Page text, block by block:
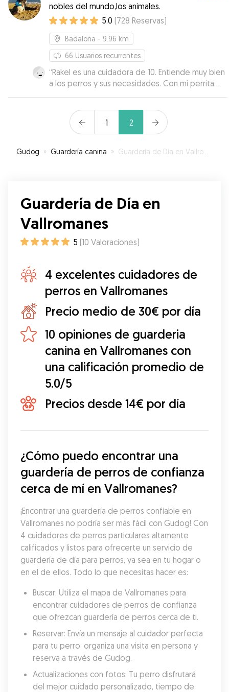
nobles del mundo,los animales.
5.0 (728 Reservas)
Badalona - 9.96 km
66 Usuarios recurrentes
“Rakel es una cuidadora de 10. Entiende muy bien
a los perros y sus necesidades. Con mi perrita
Blanca que tiene ciertos miedos, hizo que
con ella tratándola con mucho cariño y empatía.
Ha pasado una semana de alojamiento y tengo
envía fotos y vídeos y está disponible para
1 2
Gudog » Guardería canina » Guardería de Día en Vallromanes
Guardería de Día en
Vallromanes
5 (10 Valoraciones)
4 excelentes cuidadores de
perros en Vallromanes
Precio medio de 30€ por día
10 opiniones de guarderia
canina en Vallromanes con
una calificación promedio de
5.0/5
Precios desde 14€ por día
¿Cómo puedo encontrar una
guardería de perros de confianza
cerca de mí en Vallromanes?
¡Encontrar una guardería de perros confiable en
Vallromanes no podría ser más fácil con Gudog! Con
4 cuidadores de perros particulares altamente
calificados y listos para ofrecerte un servicio de
guardería de día para perros, ya sea en tu hogar o
en el de ellos. Todo lo que necesitas hacer es:
Buscar: Utiliza el mapa de Vallromanes para
encontrar cuidadores de perros de confianza
que ofrezcan guardería de perros cerca de ti.
Reservar: Envía un mensaje al cuidador perfecta
para tu perro, organiza una visita en persona y
reserva a través de Gudog.
Actualizaciones con fotos: Tu perro disfrutará
del mejor cuidado personalizado, tiempo de